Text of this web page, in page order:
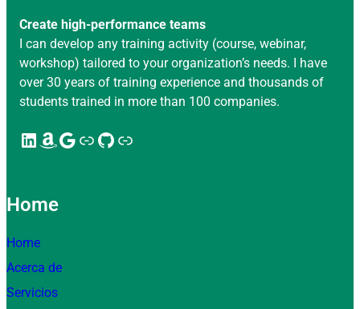
Create high-performance teams
I can develop any training activity (course, webinar,
workshop) tailored to your organization’s needs. I have
over 30 years of training experience and thousands of
students trained in more than 100 companies.
LinkedIn Amazon Google Enlace GitHub Enlace
Home
Home
Acerca de
Servicios